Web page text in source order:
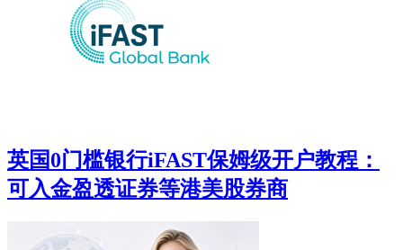
英国0门槛银行iFAST保姆级开户教程：
可入金盈透证券等港美股券商